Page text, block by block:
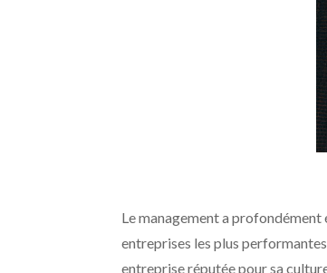
Le management a
entreprises les plus
entreprise réputée pour sa